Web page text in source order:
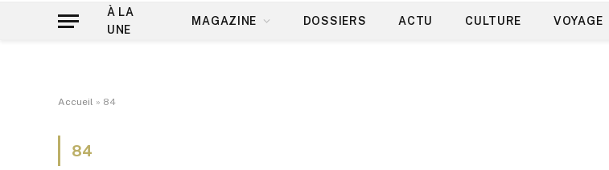
À LA
UNE
MAGAZINE DOSSIERS ACTU CULTURE VOYAGE
Accueil » 84
84